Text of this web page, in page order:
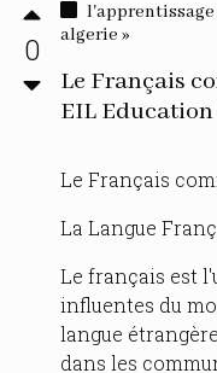
0
l'apprentissage
algerie »
Le Français
EIL Education
Le Français
La Langue
Le français est
influentes du
langue
dans les